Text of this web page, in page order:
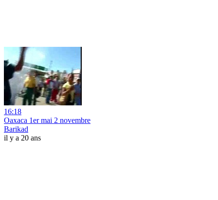
16:18
Oaxaca 1er mai 2 novembre
Barikad
il y a 20 ans